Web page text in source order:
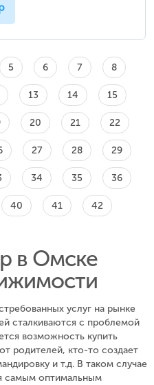
5 6 7 8
13 14 15
20 21 22
27 28 29
34 35 36
40 41 42
в Омске
услуг на рынке
сталкиваются с проблемой
возможность купить
родителей, кто-то создает
и т.д. В таком случае
самым оптимальным